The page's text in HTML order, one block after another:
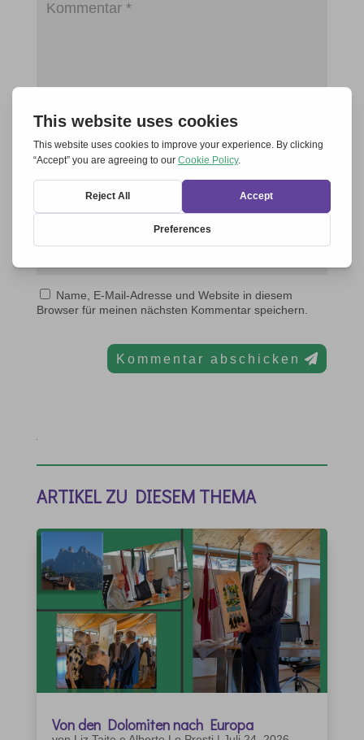
Name, E-Mail-Adresse und Website in diesem
Browser für meinen nächsten Kommentar speichern.
Kommentar abschicken
ARTIKEL ZU DIESEM THEMA
Von den Dolomiten nach Europa